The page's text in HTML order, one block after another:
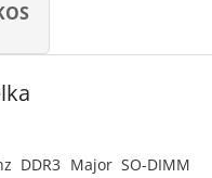
DDR3 Major SO-DIMM